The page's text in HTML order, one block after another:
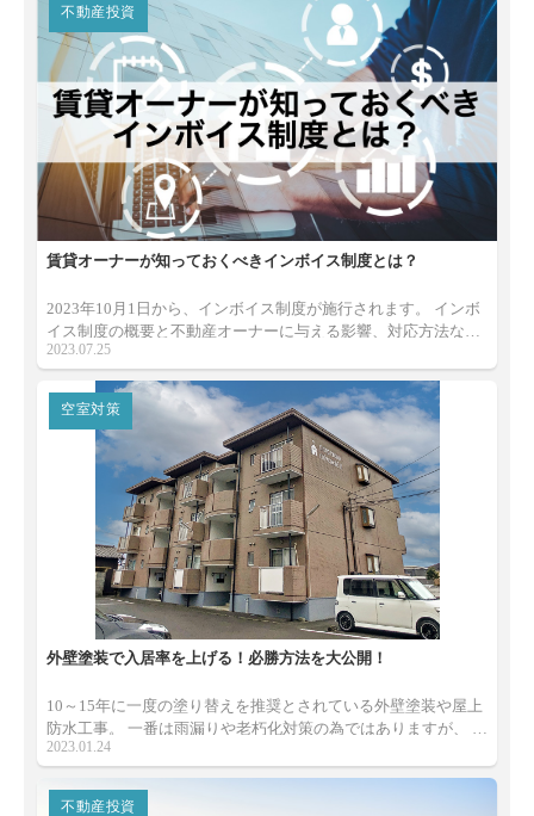
不動産投資
賃貸オーナーが知っておくべきインボイス制度とは？
2023年10月1日から、インボイス制度が施行されます。 インボ
イス制度の概要と不動産オーナーに与える影響、対応方法など
について紹介します。
2023.07.25
空室対策
外壁塗装で入居率を上げる！必勝方法を大公開！
10～15年に一度の塗り替えを推奨とされている外壁塗装や屋上
防水工事。 一番は雨漏りや老朽化対策の為ではありますが、 金
額が大きくかかる大規模修繕こそ空室対策のチャンス！ 今回は
いたします！
2023.01.24
不動産投資